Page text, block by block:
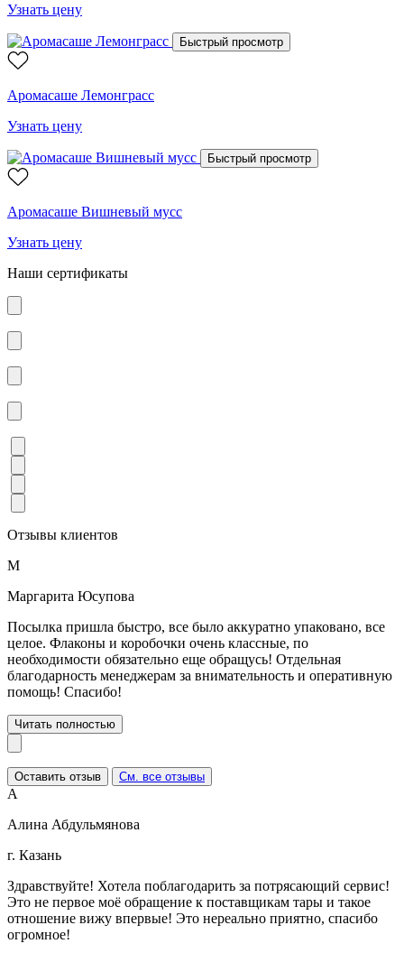
Узнать цену
Быстрый просмотр
Аромасаше Лемонграсс
Узнать цену
Быстрый просмотр
Аромасаше Вишневый мусс
Узнать цену
Наши сертификаты
Отзывы клиентов
М
Маргарита Юсупова
Посылка пришла быстро, все было аккуратно упаковано, все
целое. Флаконы и коробочки очень классные, по
необходимости обязательно еще обращусь! Отдельная
благодарность менеджерам за внимательность и оперативную
помощь! Спасибо!
Читать полностью
Оставить отзыв См. все отзывы
А
Алина Абдульмянова
г. Казань
Здравствуйте! Хотела поблагодарить за потрясающий сервис!
Это не первое моё обращение к поставщикам тары и такое
отношение вижу впервые! Это нереально приятно, спасибо
огромное!